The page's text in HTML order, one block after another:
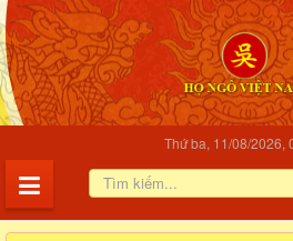
Thứ ba, 11/08/2026,